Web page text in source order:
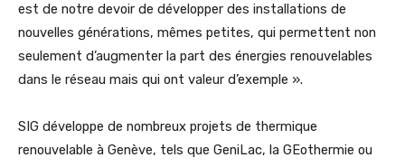
est de notre devoir de développer des installations de
nouvelles générations, mêmes petites, qui permettent non
seulement d’augmenter la part des énergies renouvelables
dans le réseau mais qui ont valeur d’exemple ».
SIG développe de nombreux projets de thermique
renouvelable à Genève, tels que GeniLac, la GEothermie ou